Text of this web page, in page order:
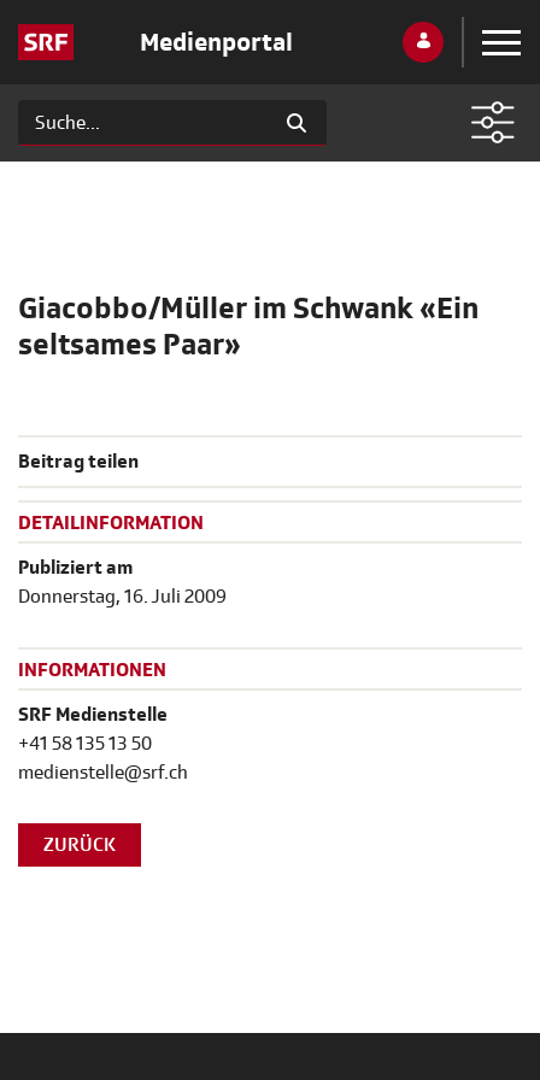
Medienportal
Giacobbo/Müller im Schwank «Ein
seltsames Paar»
Beitrag teilen
DETAILINFORMATION
Publiziert am
Donnerstag, 16. Juli 2009
INFORMATIONEN
SRF Medienstelle
+41 58 135 13 50
medienstelle@srf.ch
ZURÜCK